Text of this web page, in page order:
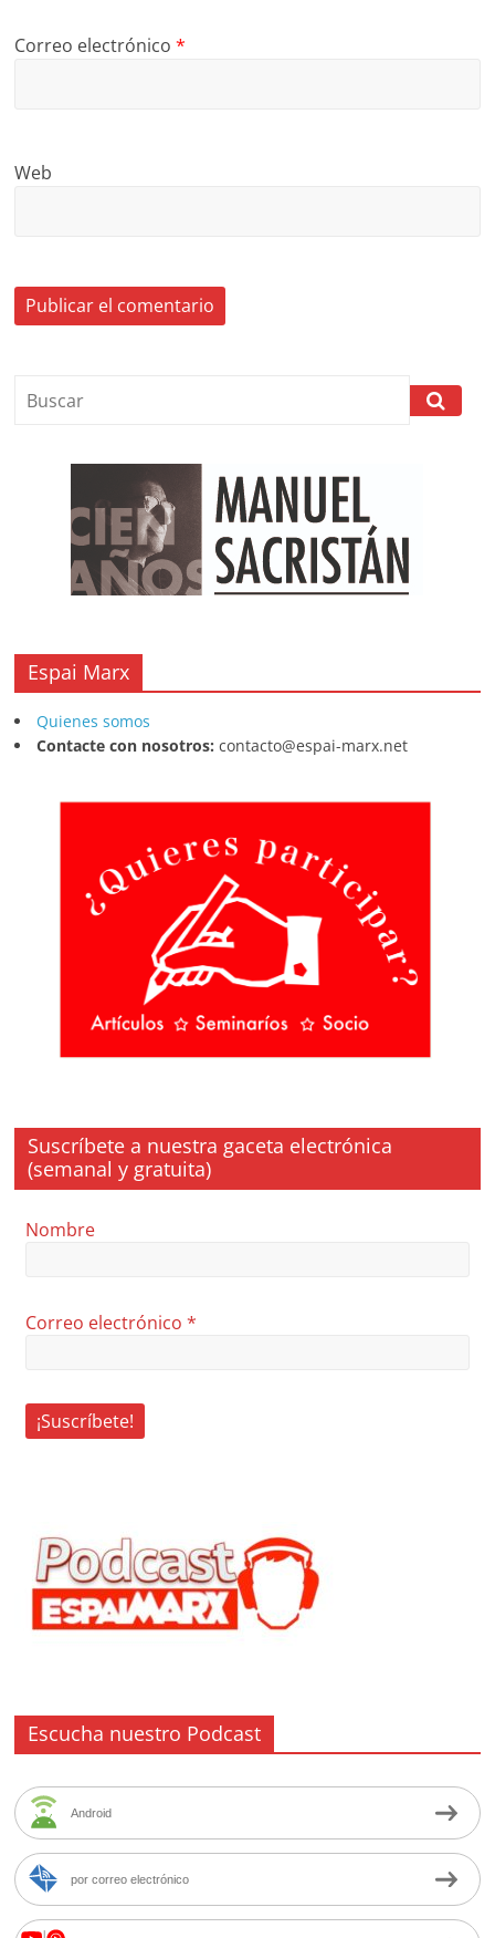
Correo electrónico*
Web
Espai Marx
Quienes somos
Contacte con nosotros: contacto@espai-marx.net
Suscríbete a nuestra gaceta electrónica
(semanal y gratuita)
Nombre
Correo electrónico*
Escucha nuestro Podcast
Android
por correo electrónico